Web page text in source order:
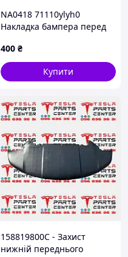
NA0418 71110ylyh0
Накладка бампера перед
400 ₴
Купити
158819800C - Захист
нижній переднього